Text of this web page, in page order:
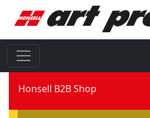
Honsell B2B Shop